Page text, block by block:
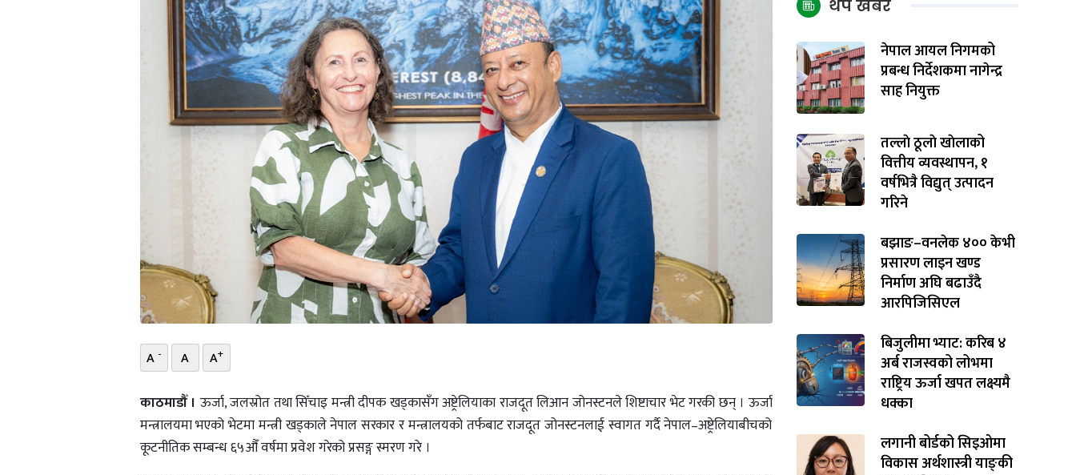
A - A A+
काठमाडौँ । ऊर्जा, जलस्रोत तथा सिँचाइ मन्त्री दीपक खड्कासँग अष्ट्रेलियाका राजदूत लिआन जोनस्टनले शिष्टाचार भेट गरकी छन् । ऊर्जा
मन्त्रालयमा भएको भेटमा मन्त्री खड्काले नेपाल सरकार र मन्त्रालयको तर्फबाट राजदूत जोनस्टनलाई स्वागत गर्दै नेपाल–अष्ट्रेलियाबीचको
कूटनीतिक सम्बन्ध ६५औँ वर्षमा प्रवेश गरेको प्रसङ्ग स्मरण गरे ।
थप खबर
नेपाल आयल निगमको
प्रबन्ध निर्देशकमा नागेन्द्र
साह नियुक्त
तल्लाे ठूलाे खाेलाको
वित्तीय व्यवस्थापन, १
वर्षभित्रै विद्युत् उत्पादन
गरिने
बझाङ–वनलेक ४०० केभी
प्रसारण लाइन खण्ड
निर्माण अघि बढाउँदै
आरपिजिसिएल
बिजुलीमा भ्याट: करिब ४
अर्ब राजस्वको लोभमा
राष्ट्रिय ऊर्जा खपत लक्ष्यमै
धक्का
लगानी बोर्डको सिइओमा
विकास अर्थशास्त्री याङ्‌की